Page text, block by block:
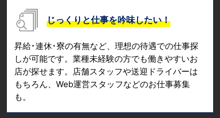
じっくりと仕事を吟味したい！
昇給･連休･寮の有無など、理想の待遇での仕事探
しが可能です。業種未経験の方でも働きやすいお
店が探せます。店舗スタッフや送迎ドライバーは
もちろん、Web運営スタッフなどのお仕事募集
も。